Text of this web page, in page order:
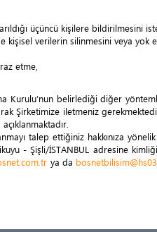
üçüncü kişilere bildirilmesini
kişisel verilerin silinmesini veya yok
etme,
Kurulu’nun belirlediği diğer
Şirketimize iletmeniz
talep ettiğiniz hakkınıza yönelik
- Şişli/İSTANBUL adresine
ya da